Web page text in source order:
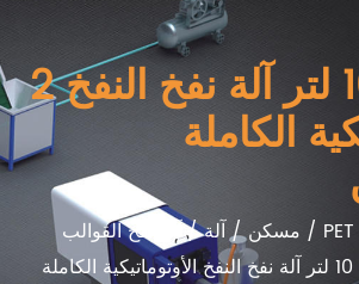
2 تجويف 10 لتر آلة نفخ النفخ
الكاملة
مسكن/آلة/آلة نفخ القوالب / PET آلة نفخ ضربة صب